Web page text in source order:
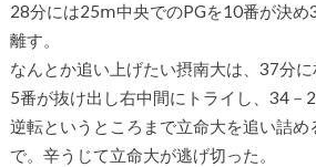
28分には25ⅿ中央でのPGを10番が決め
離す。
なんとか追い上げたい摂南大は、37分
5番が抜け出し右中間にトライし、34－
逆転というところまで立命大を追い詰め
で。辛うじて立命大が逃げ切った。